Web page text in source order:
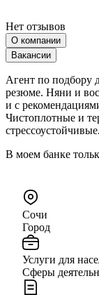
Нет отзывов
О компании
Вакансии
Агент по подбору
резюме. Няни и
и с
Чистоплотные и
стрессоустойчивые.
В моем банке
Сочи
Город
Услуги для
Сферы